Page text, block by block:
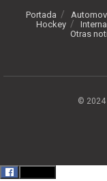
Portada
Hockey
Otras
© 2024